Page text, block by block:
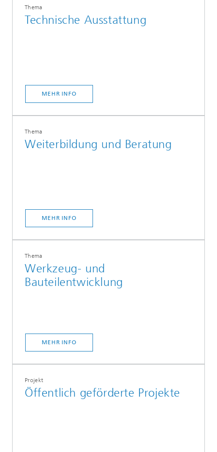
Thema
Technische Ausstattung
MEHR INFO
Thema
Weiterbildung und Beratung
MEHR INFO
Thema
Werkzeug- und
Bauteilentwicklung
MEHR INFO
Projekt
Öffentlich geförderte Projekte